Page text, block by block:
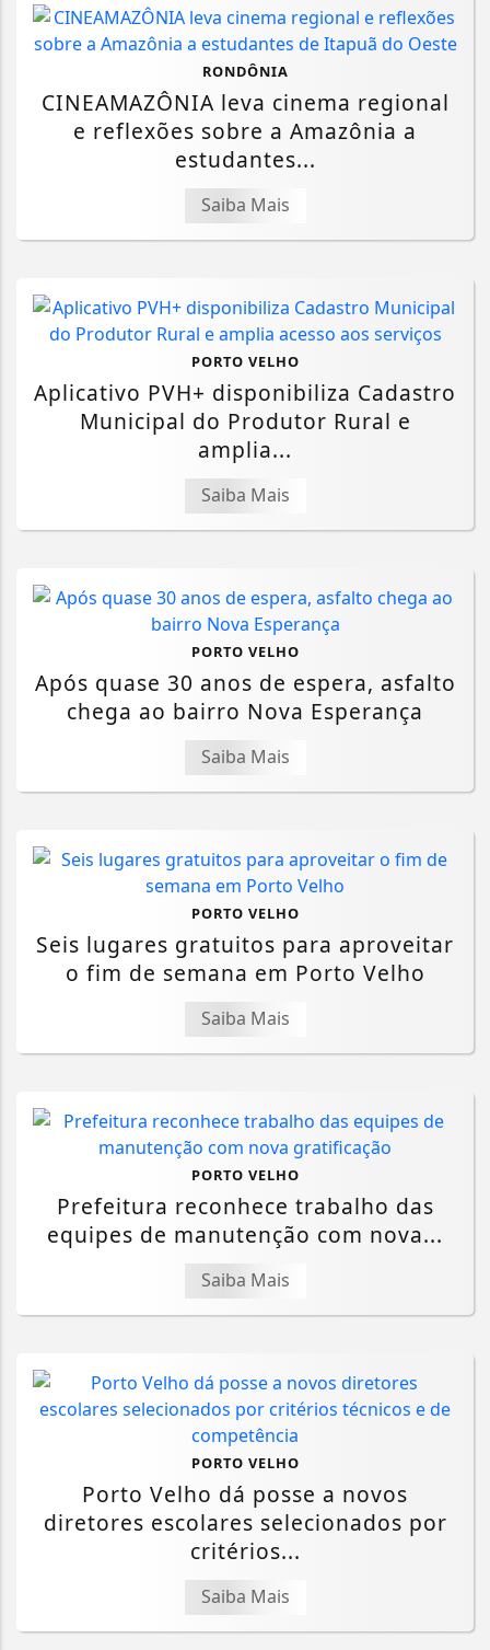
RONDÔNIA
CINEAMAZÔNIA leva cinema regional
e reflexões sobre a Amazônia a
estudantes...
Saiba Mais
PORTO VELHO
Aplicativo PVH+ disponibiliza Cadastro
Municipal do Produtor Rural e
amplia...
Saiba Mais
PORTO VELHO
Após quase 30 anos de espera, asfalto
chega ao bairro Nova Esperança
Saiba Mais
PORTO VELHO
Seis lugares gratuitos para aproveitar
o fim de semana em Porto Velho
Saiba Mais
PORTO VELHO
Prefeitura reconhece trabalho das
equipes de manutenção com nova...
Saiba Mais
PORTO VELHO
Porto Velho dá posse a novos
diretores escolares selecionados por
critérios...
Saiba Mais